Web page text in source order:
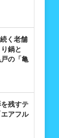
く老舗
鍋と
の「亀
を残すテ
アフル